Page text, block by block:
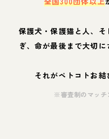
保護犬・保護猫と人、
ぎ、命が最後まで大切に
それがペトコトお結
※審査制のマッチ